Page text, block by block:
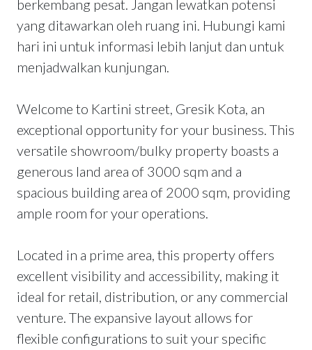
berkembang pesat. Jangan lewatkan potensi
yang ditawarkan oleh ruang ini. Hubungi kami
hari ini untuk informasi lebih lanjut dan untuk
menjadwalkan kunjungan.
Welcome to Kartini street, Gresik Kota, an
exceptional opportunity for your business. This
versatile showroom/bulky property boasts a
generous land area of 3000 sqm and a
spacious building area of 2000 sqm, providing
ample room for your operations.
Located in a prime area, this property offers
excellent visibility and accessibility, making it
ideal for retail, distribution, or any commercial
venture. The expansive layout allows for
flexible configurations to suit your specific